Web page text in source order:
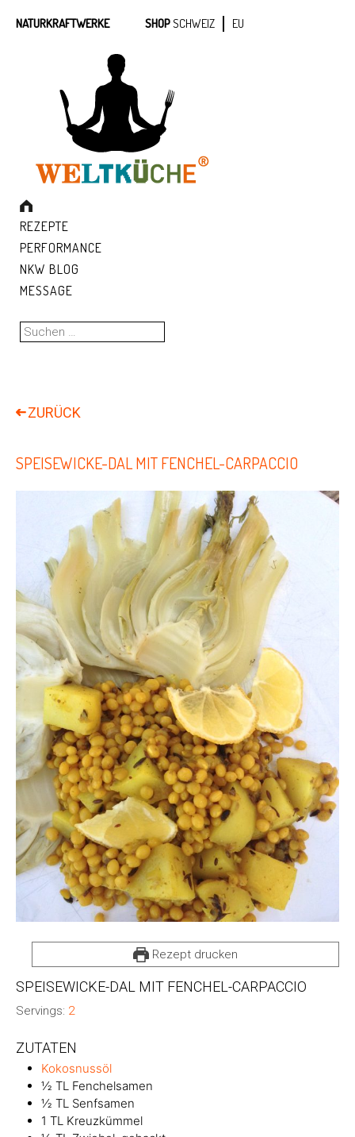
NATURKRAFTWERKE SHOPSCHWEIZ EU
REZEPTE
PERFORMANCE
NKW BLOG
MESSAGE
Suchen
nach:
SPEISEWICKE-DAL MIT FENCHEL-CARPACCIO
Rezept drucken
SPEISEWICKE-DAL MIT FENCHEL-CARPACCIO
Servings: 2
ZUTATEN
Kokosnussöl
½ TL Fenchelsamen
½ TL Senfsamen
1 TL Kreuzkümmel